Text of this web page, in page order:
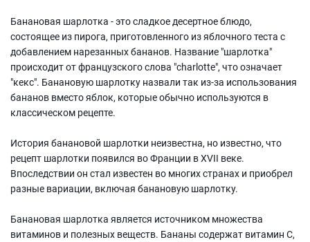
Банановая шарлотка - это сладкое десертное блюдо,
состоящее из пирога, приготовленного из яблочного теста с
добавлением нарезанных бананов. Название "шарлотка"
происходит от французского слова "charlotte", что означает
"кекс". Банановую шарлотку назвали так из-за использования
бананов вместо яблок, которые обычно используются в
классическом рецепте.
История банановой шарлотки неизвестна, но известно, что
рецепт шарлотки появился во Франции в XVII веке.
Впоследствии он стал известен во многих странах и приобрел
разные вариации, включая банановую шарлотку.
Банановая шарлотка является источником множества
витаминов и полезных веществ. Бананы содержат витамин C,